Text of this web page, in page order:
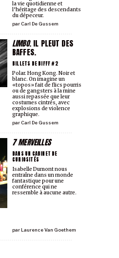
par Carl De Gussem
la vie quotidienne et
l’héritage des descendants
du dépeceur.
LIMBO. IL PLEUT DES
BAFFES.
BILLETS DE BIFFF #2
par Carl De Gussem
Polar. Hong Kong. Noir et
blanc. On imagine un
«topos» fait de flics pourris
ou de gangsters à la mine
aussi repassée que leur
costumes cintrés, avec
explosions de violence
graphique.
7 MERVEILLES
DANS UN CABINET DE
CURIOSITÉS
par Laurence Van Goethem
Isabelle Dumont nous
entraîne dans un monde
fantastique pour une
conférence qui ne
ressemble à aucune autre.